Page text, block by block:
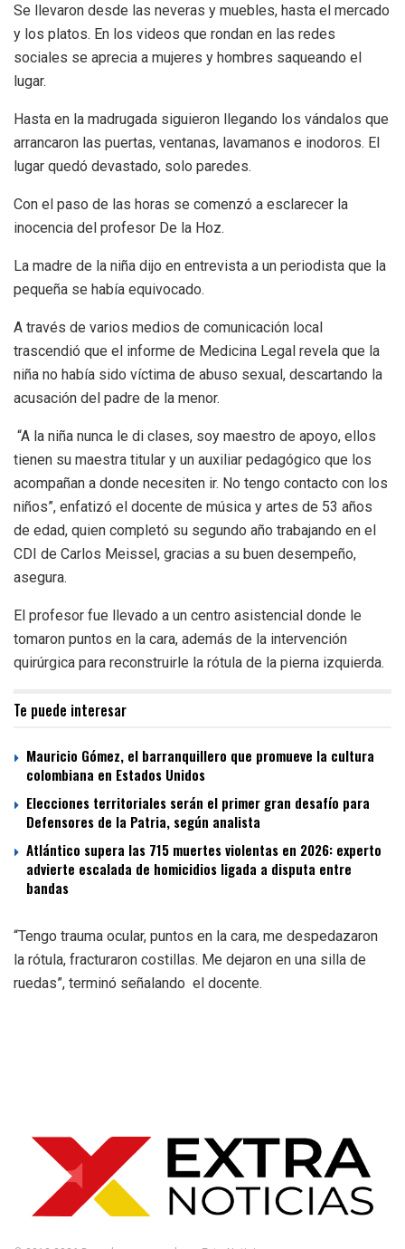
Se llevaron desde las neveras y muebles, hasta el mercado
y los platos. En los videos que rondan en las redes
sociales se aprecia a mujeres y hombres saqueando el
lugar.
Hasta en la madrugada siguieron llegando los vándalos que
arrancaron las puertas, ventanas, lavamanos e inodoros. El
lugar quedó devastado, solo paredes.
Con el paso de las horas se comenzó a esclarecer la
inocencia del profesor De la Hoz.
La madre de la niña dijo en entrevista a un periodista que la
pequeña se había equivocado.
A través de varios medios de comunicación local
trascendió que el informe de Medicina Legal revela que la
niña no había sido víctima de abuso sexual, descartando la
acusación del padre de la menor.
“A la niña nunca le di clases, soy maestro de apoyo, ellos
tienen su maestra titular y un auxiliar pedagógico que los
acompañan a donde necesiten ir. No tengo contacto con los
niños”, enfatizó el docente de música y artes de 53 años
de edad, quien completó su segundo año trabajando en el
CDI de Carlos Meissel, gracias a su buen desempeño,
asegura.
El profesor fue llevado a un centro asistencial donde le
tomaron puntos en la cara, además de la intervención
quirúrgica para reconstruirle la rótula de la pierna izquierda.
Te puede interesar
Mauricio Gómez, el barranquillero que promueve la cultura
colombiana en Estados Unidos
Elecciones territoriales serán el primer gran desafío para
Defensores de la Patria, según analista
Atlántico supera las 715 muertes violentas en 2026: experto
advierte escalada de homicidios ligada a disputa entre
bandas
“Tengo trauma ocular, puntos en la cara, me despedazaron
la rótula, fracturaron costillas. Me dejaron en una silla de
ruedas”, terminó señalando el docente.